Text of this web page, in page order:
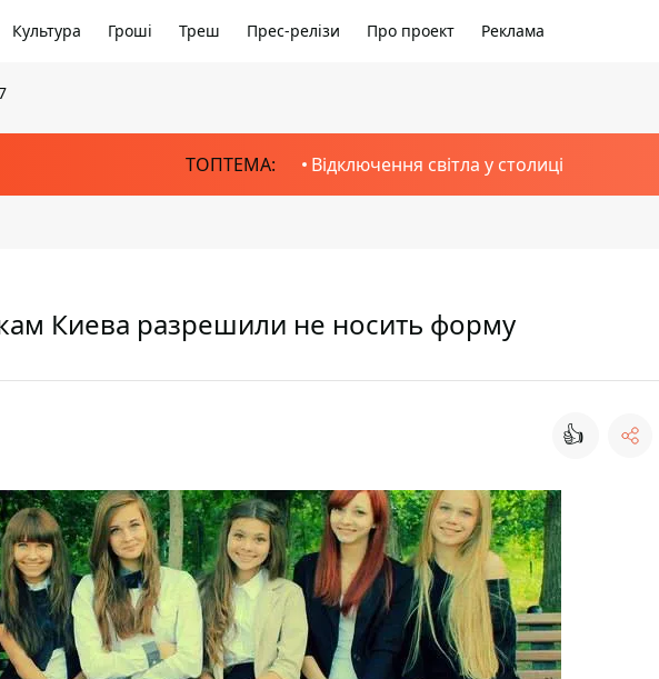
Культура Гроші Треш Прес-релізи Про проект Реклама
ТОПТЕМА: Відключення світла у столиці
Киева разрешили не носить форму
👍